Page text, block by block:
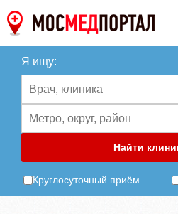
Я ищу:
Найти
Круглосуточный приём